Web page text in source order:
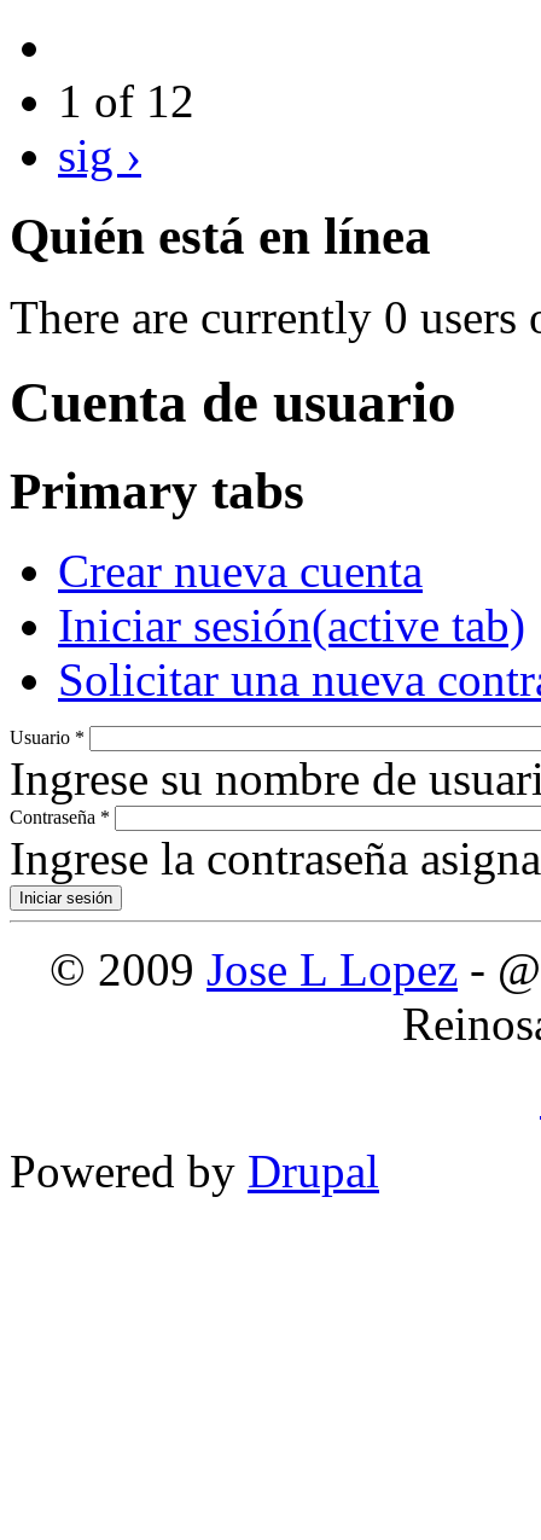
1 of 12
sig ›
Quién está en línea
There are currently 0 users
Cuenta de usuario
Primary tabs
Crear nueva cuenta
Iniciar sesión(active tab)
Solicitar una nueva
Usuario *
Ingrese su nombre de
Contraseña *
Ingrese la contraseña
© 2009 Jose L Lopez -
Powered by Drupal